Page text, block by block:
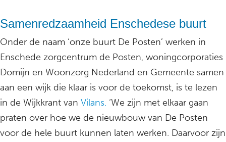
Samenredzaamheid Enschedese buurt
Onder de naam ‘onze buurt De Posten’ werken in
Enschede zorgcentrum de Posten, woningcorporaties
Domijn en Woonzorg Nederland en Gemeente samen
aan een wijk die klaar is voor de toekomst, is te lezen
in de Wijkkrant van Vilans. ‘We zijn met elkaar gaan
praten over hoe we de nieuwbouw van De Posten
voor de hele buurt kunnen laten werken. Daarvoor zijn